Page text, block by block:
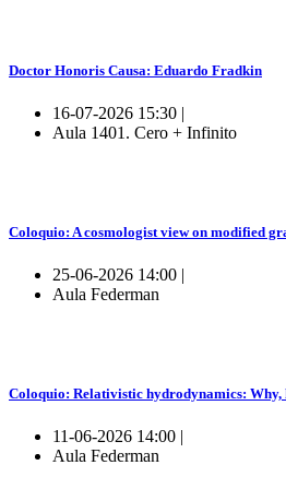
Doctor Honoris Causa: Eduardo Fradkin
16-07-2026 15:30 |
Aula 1401. Cero + Infinito
Coloquio: A cosmologist view on modified
25-06-2026 14:00 |
Aula Federman
Coloquio: Relativistic hydrodynamics: Why,
11-06-2026 14:00 |
Aula Federman